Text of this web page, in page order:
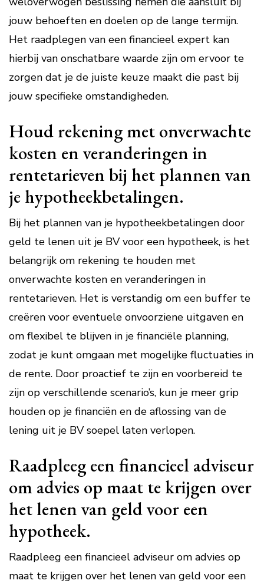
jouw behoeften en doelen op de lange termijn.
Het raadplegen van een financieel expert kan
hierbij van onschatbare waarde zijn om ervoor te
zorgen dat je de juiste keuze maakt die past bij
jouw specifieke omstandigheden.
Houd rekening met onverwachte
kosten en veranderingen in
rentetarieven bij het plannen van
je hypotheekbetalingen.
Bij het plannen van je hypotheekbetalingen door
geld te lenen uit je BV voor een hypotheek, is het
belangrijk om rekening te houden met
onverwachte kosten en veranderingen in
rentetarieven. Het is verstandig om een buffer te
creëren voor eventuele onvoorziene uitgaven en
om flexibel te blijven in je financiële planning,
zodat je kunt omgaan met mogelijke fluctuaties in
de rente. Door proactief te zijn en voorbereid te
zijn op verschillende scenario’s, kun je meer grip
houden op je financiën en de aflossing van de
lening uit je BV soepel laten verlopen.
Raadpleeg een financieel adviseur
om advies op maat te krijgen over
het lenen van geld voor een
hypotheek.
Raadpleeg een financieel adviseur om advies op
maat te krijgen over het lenen van geld voor een